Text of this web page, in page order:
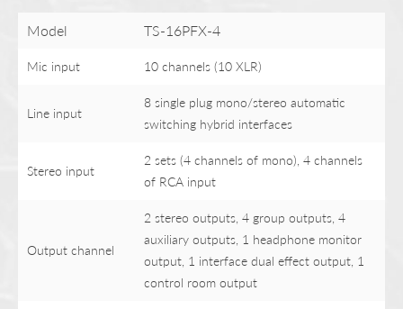
Model TS-16PFX-4
Mic input 10 channels (10 XLR)
Line input
8 single plug mono/stereo automatic
switching hybrid interfaces
Stereo input
2 sets (4 channels of mono), 4 channels
of RCA input
Output channel
2 stereo outputs, 4 group outputs, 4
auxiliary outputs, 1 headphone monitor
output, 1 interface dual effect output, 1
control room output